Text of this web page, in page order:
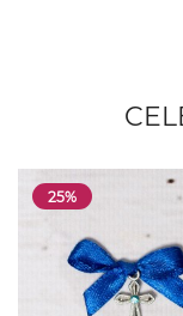
25%